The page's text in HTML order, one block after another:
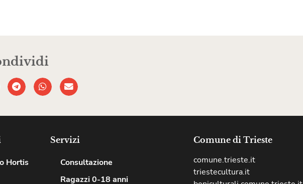
Hortis
Servizi
Consultazione
Ragazzi 0-18 anni
Comune di Trieste
comune.trieste.it
triestecultura.it